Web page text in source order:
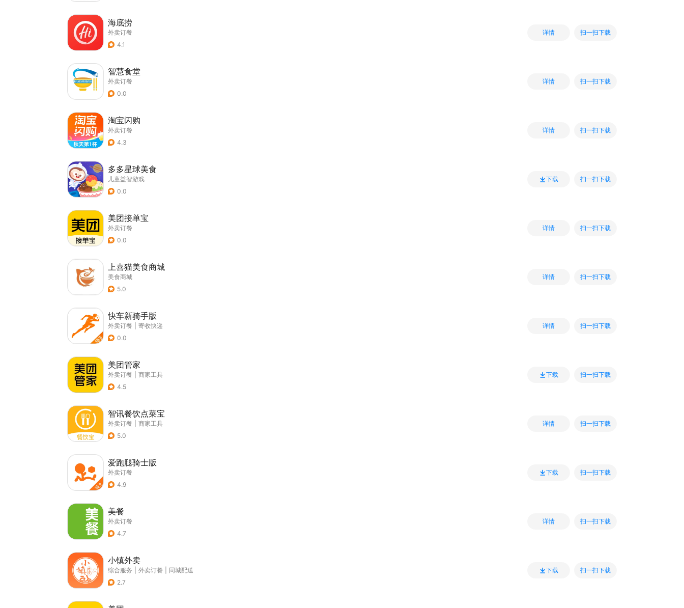
海底捞
外卖订餐
4.1
详情 扫一扫下载
智慧食堂
外卖订餐
0.0
详情 扫一扫下载
淘宝闪购
外卖订餐
4.3
详情 扫一扫下载
多多星球美食
儿童益智游戏
0.0
下载 扫一扫下载
美团接单宝
外卖订餐
0.0
详情 扫一扫下载
上喜猫美食商城
美食商城
5.0
详情 扫一扫下载
快车新骑手版
外卖订餐
寄收快递
0.0
详情 扫一扫下载
美团管家
外卖订餐
商家工具
4.5
下载 扫一扫下载
智讯餐饮点菜宝
外卖订餐
商家工具
5.0
详情 扫一扫下载
爱跑腿骑士版
外卖订餐
4.9
下载 扫一扫下载
美餐
外卖订餐
4.7
详情 扫一扫下载
小镇外卖
综合服务 外卖订餐
同城配送
2.7
下载 扫一扫下载